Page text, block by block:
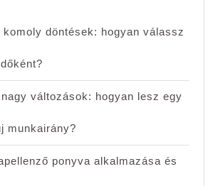
döntések: hogyan válassz
változások: hogyan lesz egy
munkairány?
ponyva alkalmazása és